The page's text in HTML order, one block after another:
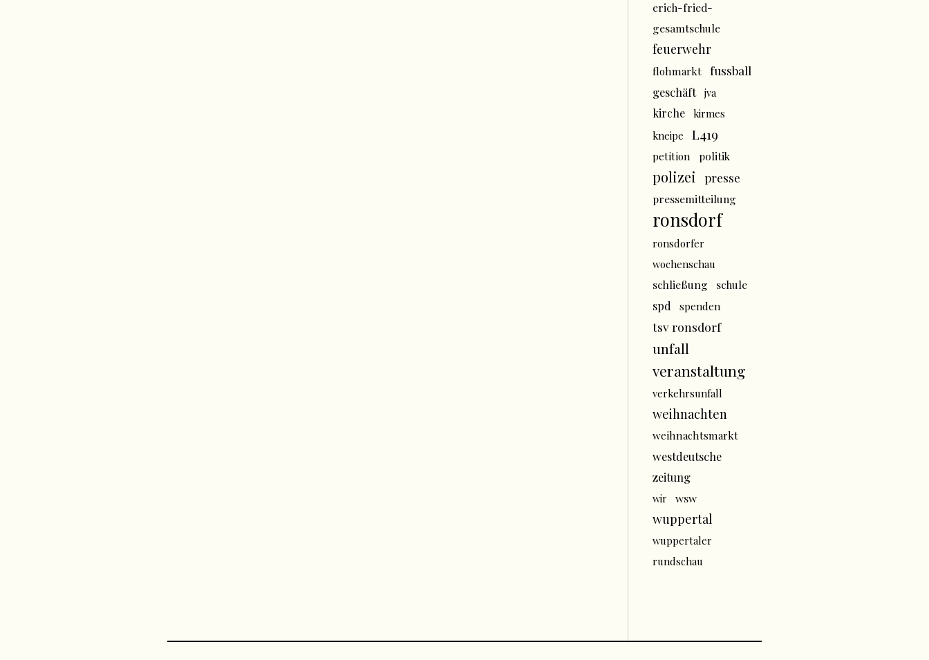
erich-fried-
gesamtschule
feuerwehr
flohmarkt fussball
geschäft jva
kirche
kirmes
kneipe
L419
petition politik
polizei presse
pressemitteilung
ronsdorf
ronsdorfer
wochenschau
schließung schule
spd spenden
tsv ronsdorf
unfall
veranstaltung
verkehrsunfall
weihnachten
weihnachtsmarkt
westdeutsche
zeitung
wir wsw
wuppertal
wuppertaler
rundschau